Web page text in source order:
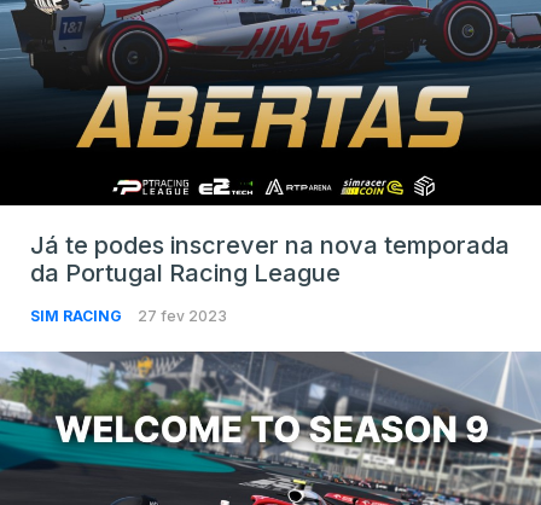
Já te podes inscrever na nova temporada
da Portugal Racing League
SIM RACING 27 fev 2023